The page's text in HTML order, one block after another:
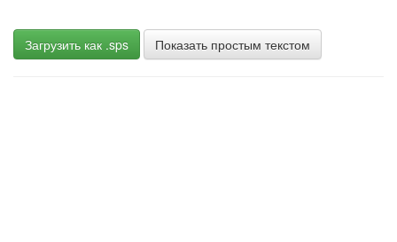
Загрузить как .sps Показать простым текстом